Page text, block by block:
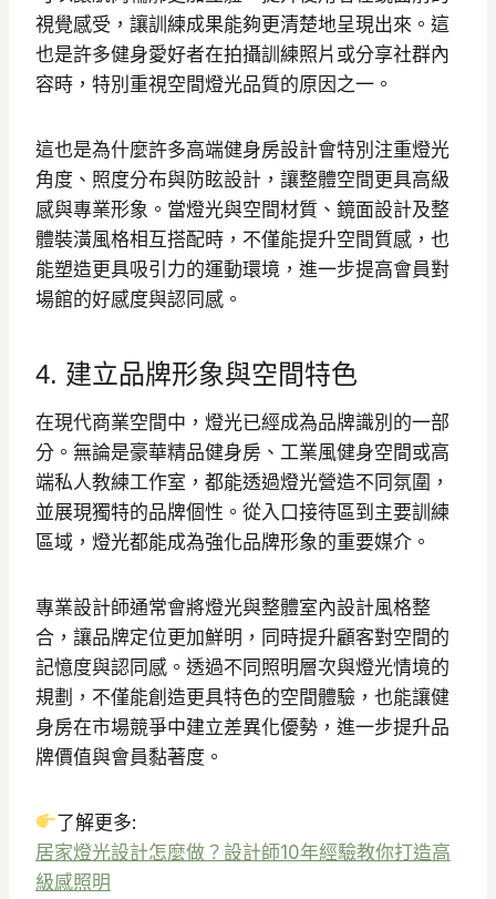
視覺感受，讓訓練成果能夠更清楚地呈現出來。這
也是許多健身愛好者在拍攝訓練照片或分享社群內
容時，特別重視空間燈光品質的原因之一。
這也是為什麼許多高端健身房設計會特別注重燈光
角度、照度分布與防眩設計，讓整體空間更具高級
感與專業形象。當燈光與空間材質、鏡面設計及整
體裝潢風格相互搭配時，不僅能提升空間質感，也
能塑造更具吸引力的運動環境，進一步提高會員對
場館的好感度與認同感。
4. 建立品牌形象與空間特色
在現代商業空間中，燈光已經成為品牌識別的一部
分。無論是豪華精品健身房、工業風健身空間或高
端私人教練工作室，都能透過燈光營造不同氛圍，
並展現獨特的品牌個性。從入口接待區到主要訓練
區域，燈光都能成為強化品牌形象的重要媒介。
專業設計師通常會將燈光與整體室內設計風格整
合，讓品牌定位更加鮮明，同時提升顧客對空間的
記憶度與認同感。透過不同照明層次與燈光情境的
規劃，不僅能創造更具特色的空間體驗，也能讓健
身房在市場競爭中建立差異化優勢，進一步提升品
牌價值與會員黏著度。
了解更多:
居家燈光設計怎麼做？設計師10年經驗教你打造高
級感照明